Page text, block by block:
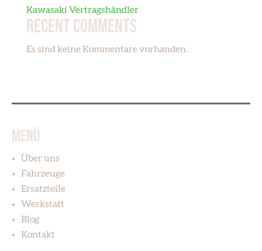
Kawasaki Vertragshändler
Recent Comments
Es sind keine Kommentare vorhanden.
MENÜ
Über uns
Fahrzeuge
Ersatzteile
Werkstatt
Blog
Kontakt